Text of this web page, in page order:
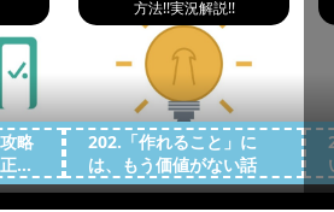
略
...
方法!!実況解説!!
202.「作れること」に
は、もう価値がない話